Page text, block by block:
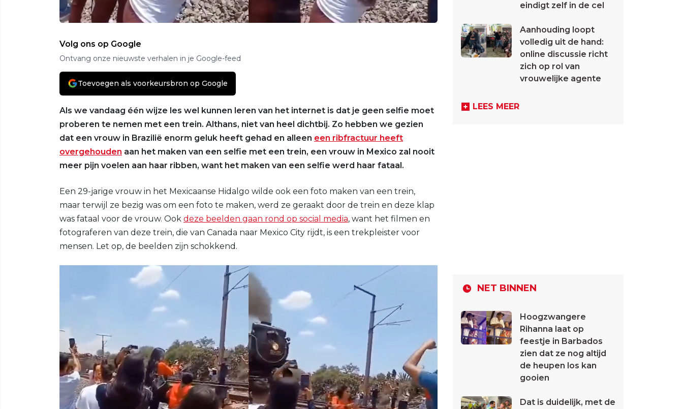
Volg ons op Google
Ontvang onze nieuwste verhalen in je Google-feed
Toevoegen als voorkeursbron op Google
Als we vandaag één wijze les wel kunnen leren van het internet is dat je geen selfie moet
proberen te nemen met een trein. Althans, niet van heel dichtbij. Zo hebben we gezien
dat een vrouw in Brazilië enorm geluk heeft gehad en alleen een ribfractuur heeft
overgehouden aan het maken van een selfie met een trein, een vrouw in Mexico zal nooit
meer pijn voelen aan haar ribben, want het maken van een selfie werd haar fataal.
Een 29-jarige vrouw in het Mexicaanse Hidalgo wilde ook een foto maken van een trein,
maar terwijl ze bezig was om een foto te maken, werd ze geraakt door de trein en deze klap
was fataal voor de vrouw. Ook deze beelden gaan rond op social media, want het filmen en
fotograferen van deze trein, die van Canada naar Mexico City rijdt, is een trekpleister voor
mensen. Let op, de beelden zijn schokkend.
eindigt zelf in de cel
Aanhouding loopt
volledig uit de hand:
online discussie richt
zich op rol van
vrouwelijke agente
LEES MEER
NET BINNEN
Hoogzwangere
Rihanna laat op
feestje in Barbados
zien dat ze nog altijd
de heupen los kan
gooien
Dat is duidelijk, met de